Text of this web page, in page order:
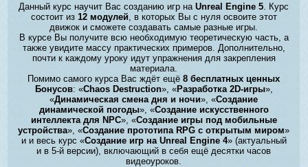
Данный курс научит Вас созданию игр наUnreal Engine 5 . Курс
состоит из 12 модулей, в которых Вы с нуля освоите этот
движок и сможете создавать самые разные игры.
В курсе Вы получите всю необходимую теоретическую часть, а
также увидите массу практических примеров. Дополнительно,
почти к каждому уроку идут упражнения для закрепления
материала.
Помимо самого курса Вас ждёт ещё8 бесплатных ценных
Бонусов: «Chaos Destruction», «Разработка 2D-игры»,
«Динамическая смена дня и ночи», «Создание
динамической погоды», «Создание искусственного
интеллекта для NPC», «Создание игры под мобильные
устройства», «Создание прототипа RPG с открытым миром»
и и весь курс «Создание игр на Unreal Engine 4» (актуальный
и в 5-й версии), включающий в себя ещё десятки часов
видеоуроков.